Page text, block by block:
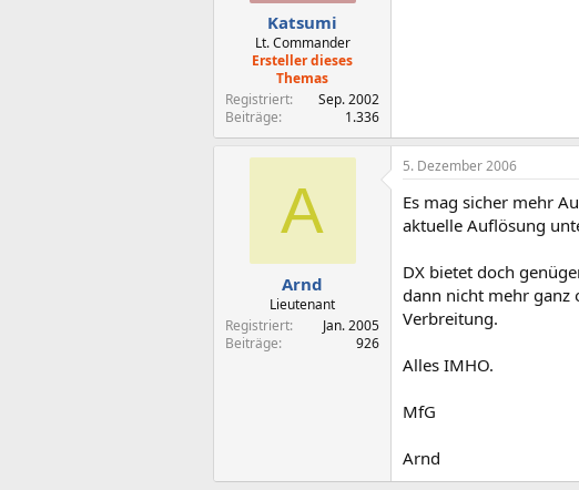
Katsumi
Lt. Commander
Ersteller dieses
Themas
Registriert
Sep. 2002
Beiträge
1.336
A
Arnd
Lieutenant
Registriert
Jan. 2005
Beiträge
926
5. Dezember 2006
Es mag sicher mehr
aktuelle Auflösung
DX bietet doch
dann nicht mehr ganz
Verbreitung.
Alles IMHO.
MfG
Arnd